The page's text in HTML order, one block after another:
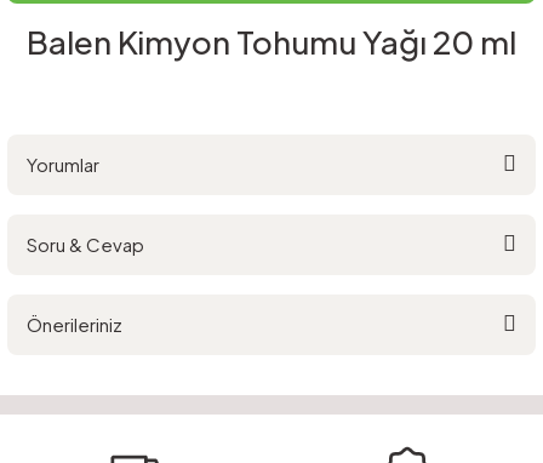
Balen Kimyon Tohumu Yağı 20 ml
Yorumlar
Soru & Cevap
Soru Sor
Önerileriniz
Görüş ve önerileriniz için teşekkür ederiz.